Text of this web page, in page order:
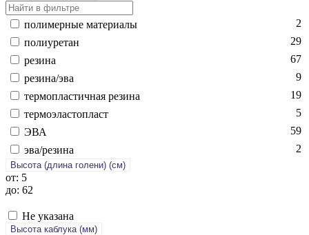
по­лимер­ные ма­тери­алы
2
по­ли­уре­тан
29
ре­зина
67
ре­зина/эва
9
тер­моплас­тичная ре­зина
19
тер­мо­элас­топласт
5
ЭВА
59
эва/ре­зина
2
Высота (длина голени) (cм)
от: 5
до: 62
Не указана
Высота каблука (мм)